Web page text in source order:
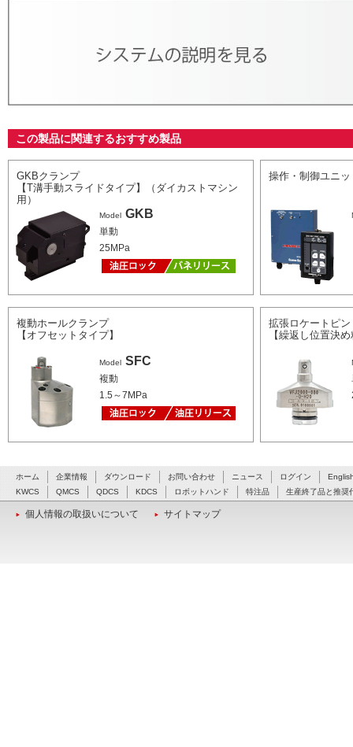
この製品に関連するおすすめ製品
GKBクランプ
【T溝手動スライドタイプ】（ダイカストマシン
用）
Model GKB
単動
25MPa
操作・制御ユニ
複動ホールクランプ
【オフセットタイプ】
Model SFC
複動
1.5～7MPa
拡張ロケートピ
【繰返し位置決
ホーム 企業情報 ダウンロード お問い合わせ ニュース ログイン
KWCS
QMCS QDCS KDCS ロボットハンド 特注品 生産終了品と推奨
個人情報の取扱いについて サイトマップ